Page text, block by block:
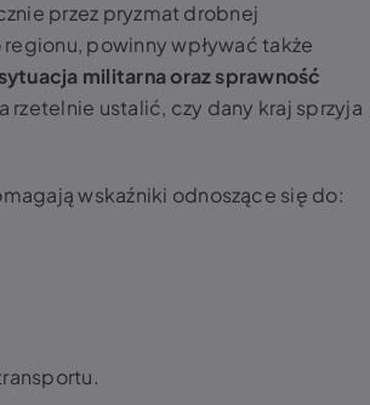
przez pryzmat drobnej
powinny wpływać także
militarna oraz sprawność
rzetelnie ustalić, czy dany kraj sprzyja
wskaźniki odnoszące się do: